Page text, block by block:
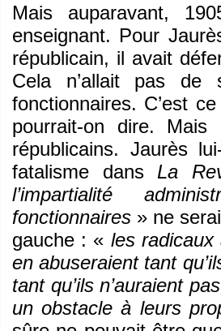
Mais auparavant,
enseignant. Pour
républicain, il avait
Cela n’allait pas de
fonctionnaires. C’est
pourrait-on dire.
républicains. Jaurès
fatalisme dans La
l’impartialité
fonctionnaires » ne
gauche : « les radicaux
en abuseraient tant
tant qu’ils n’auraient
un obstacle à leurs